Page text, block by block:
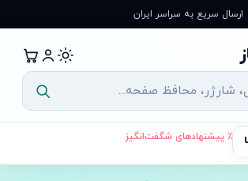
ارسال سریع به سراسر ایران
٪ پیشنهادهای شگفت‌انگیز